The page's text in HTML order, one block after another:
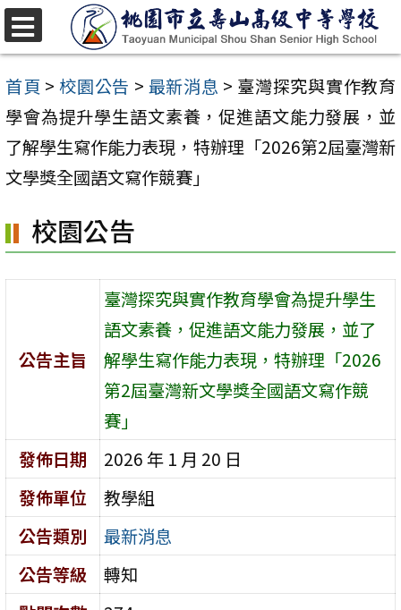
跳
至
主
要
內
容
首頁 > 校園公告 > 最新消息 > 臺灣探究與實作教育
學會為提升學生語文素養，促進語文能力發展，並
了解學生寫作能力表現，特辦理「2026第2屆臺灣新
文學獎全國語文寫作競賽」
校園公告
公告主旨
臺灣探究與實作教育學會為提升學生
語文素養，促進語文能力發展，並了
解學生寫作能力表現，特辦理「2026
第2屆臺灣新文學獎全國語文寫作競
賽」
發佈日期
2026 年 1 月 20 日
發佈單位
教學組
公告類別
最新消息
公告等級
轉知
選
單